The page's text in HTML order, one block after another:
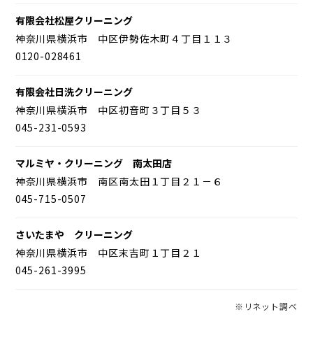
有限会社松屋クリーニング
神奈川県横浜市 中区伊勢佐木町４丁目１１３
0120-028461
有限会社日洗クリーニング
神奈川県横浜市 中区初音町３丁目５３
045-231-0593
マルミヤ・クリーニング 南太田店
神奈川県横浜市 南区南太田１丁目２１－６
045-715-0507
さいたまや クリーニング
神奈川県横浜市 中区末吉町１丁目２１
045-261-3995
※リネット調べ